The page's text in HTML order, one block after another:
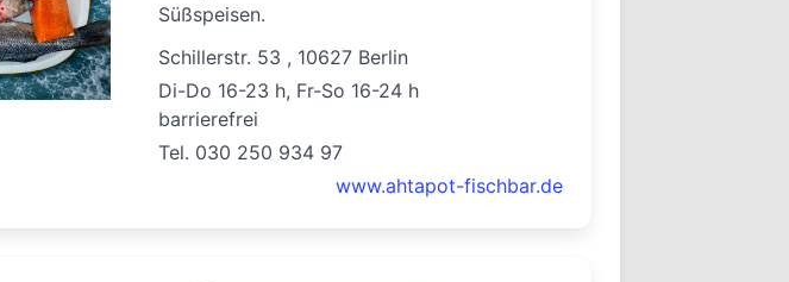
Süßspeisen.
Schillerstr. 53 , 10627 Berlin
Di-Do 16-23 h, Fr-So 16-24 h
barrierefrei
Tel. 030 250 934 97
www.ahtapot-fischbar.de